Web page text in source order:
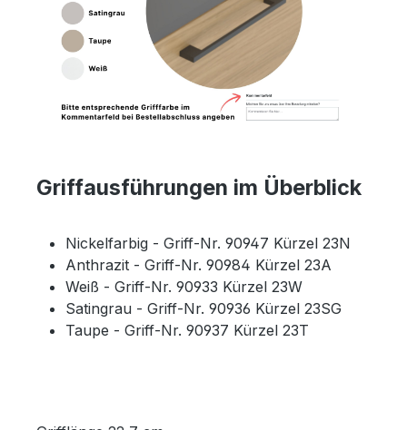
Griffausführungen im Überblick
Nickelfarbig - Griff-Nr. 90947 Kürzel 23N
Anthrazit - Griff-Nr. 90984 Kürzel 23A
Weiß - Griff-Nr. 90933 Kürzel 23W
Satingrau - Griff-Nr. 90936 Kürzel 23SG
Taupe - Griff-Nr. 90937 Kürzel 23T